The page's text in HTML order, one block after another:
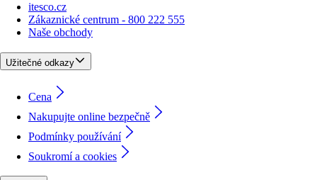
itesco.cz
Zákaznické centrum - 800 222 555
Naše obchody
Užitečné odkazy
Cena
Nakupujte online bezpečně
Podmínky používání
Soukromí a cookies